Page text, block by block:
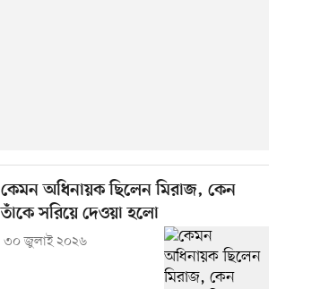
কেমন অধিনায়ক ছিলেন মিরাজ, কেন
তাঁকে সরিয়ে দেওয়া হলো
৩০ জুলাই ২০২৬